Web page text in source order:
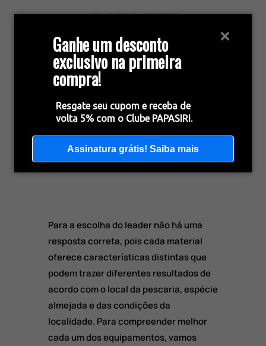
Ganhe um desconto
exclusivo na primeira
compra!
Resgate seu cupom e receba de
volta 5% com o Clube PAPASIRI.
Assinatura grátis! Saiba mais
Fluorocarbon ou Nylon
para leader?
Para a escolha do leader não há uma
resposta correta, pois cada material
oferece características distintas que
podem trazer diferentes resultados de
acordo com o local da pescaria, espécie
almejada e das condições da
localidade. Para compreender melhor
cada um dos equipamentos, vamos